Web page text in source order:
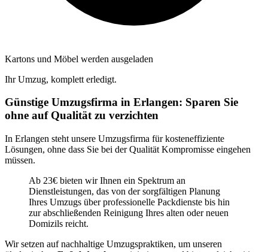
Kartons und Möbel werden ausgeladen
Ihr Umzug, komplett erledigt.
Günstige Umzugsfirma in Erlangen: Sparen Sie
ohne auf Qualität zu verzichten
In Erlangen steht unsere Umzugsfirma für kosteneffiziente
Lösungen, ohne dass Sie bei der Qualität Kompromisse eingehen
müssen.
Ab 23€ bieten wir Ihnen ein Spektrum an
Dienstleistungen, das von der sorgfältigen Planung
Ihres Umzugs über professionelle Packdienste bis hin
zur abschließenden Reinigung Ihres alten oder neuen
Domizils reicht.
Wir setzen auf nachhaltige Umzugspraktiken, um unseren